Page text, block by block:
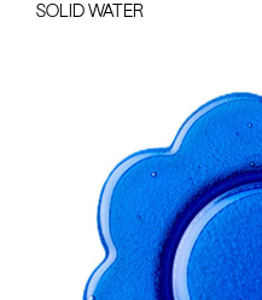
Solid Water